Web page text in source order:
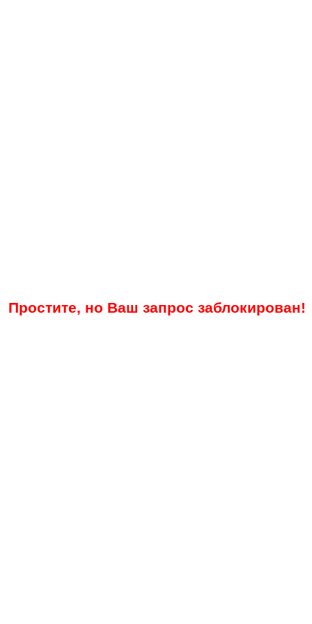
Простите, но Ваш запрос заблокирован!